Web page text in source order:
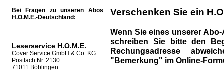
Bei Fragen zu unseren Abos
H.O.M.E.-Deutschland:
Leserservice H.O.M.E.
Cover Service GmbH & Co. KG
Postfach Nr. 2130
71011 Böblingen
Verschenken Sie ein
Wenn Sie eines unserer
schreiben Sie bitte den
Rechungsadresse
"Bemerkung" im Online-